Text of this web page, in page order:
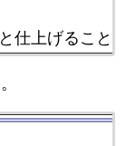
仕上げること